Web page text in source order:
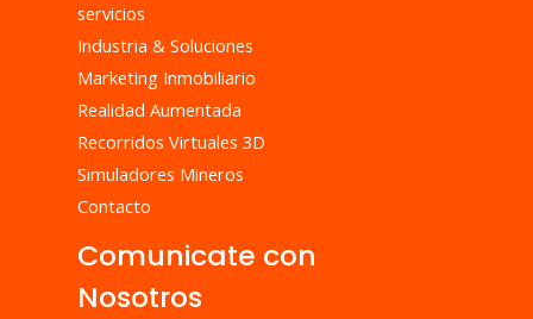
servicios
Industria & Soluciones
Marketing Inmobiliario
Realidad Aumentada
Recorridos Virtuales 3D
Simuladores Mineros
Contacto
Comunicate con
Nosotros